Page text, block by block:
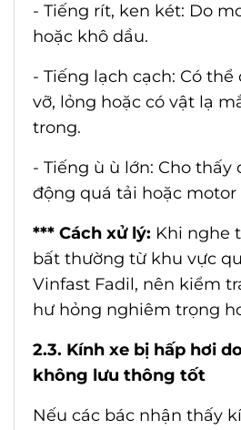
- Tiếng rít, ken két: Do
hoặc khô dầu.
- Tiếng lạch cạch: Có
vỡ, lỏng hoặc có vật lạ
trong.
- Tiếng ù ù lớn: Cho
động quá tải hoặc motor
*** Cách xử lý: Khi nghe
bất thường từ khu vực
Vinfast Fadil, nên kiểm
hư hỏng nghiêm trọng
2.3. Kính xe bị hấp hơi
không lưu thông tốt
Nếu các bác nhận thấy